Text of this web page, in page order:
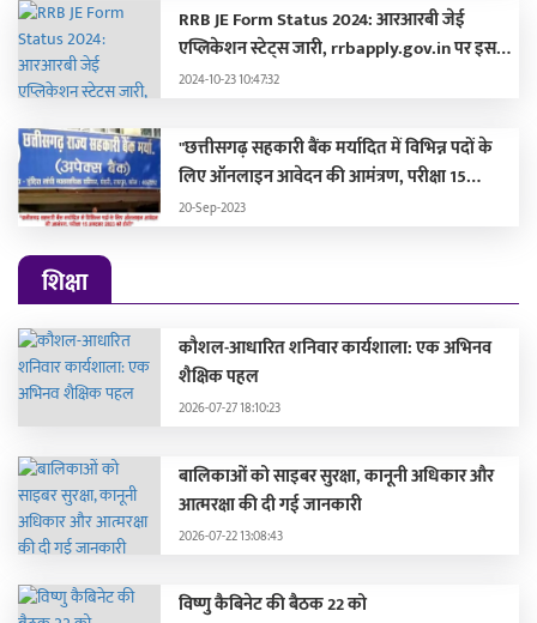
RRB JE Form Status 2024: आरआरबी जेई
एप्लिकेशन स्टेट्स जारी, rrbapply.gov.in पर इस
दिन आएगा एडमिट कार्ड
2024-10-23 10:47:32
"छत्तीसगढ़ सहकारी बैंक मर्यादित में विभिन्न पदों के
लिए ऑनलाइन आवेदन की आमंत्रण, परीक्षा 15
अक्टूबर 2023 को होगी"
20-Sep-2023
शिक्षा
कौशल-आधारित शनिवार कार्यशाला: एक अभिनव
शैक्षिक पहल
2026-07-27 18:10:23
बालिकाओं को साइबर सुरक्षा, कानूनी अधिकार और
आत्मरक्षा की दी गई जानकारी
2026-07-22 13:08:43
विष्णु कैबिनेट की बैठक 22 को